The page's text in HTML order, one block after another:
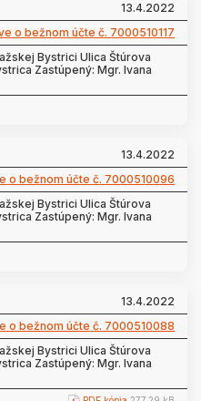
13.4.2022
o bežnom účte č. 7000510117
Bystrici Ulica Štúrova
Zastúpený: Mgr. Ivana
13.4.2022
o bežnom účte č. 7000510096
Bystrici Ulica Štúrova
Zastúpený: Mgr. Ivana
13.4.2022
o bežnom účte č. 7000510088
Bystrici Ulica Štúrova
Zastúpený: Mgr. Ivana